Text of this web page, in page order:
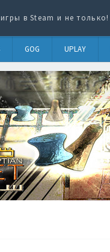
в Steam и не только!
GOG UPLAY